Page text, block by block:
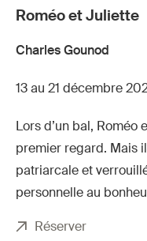
Roméo et Juliette
Charles Gounod
13 au 21 décembre
Lors d’un bal, Roméo
premier regard. Mais
patriarcale et
personnelle au
Réserver